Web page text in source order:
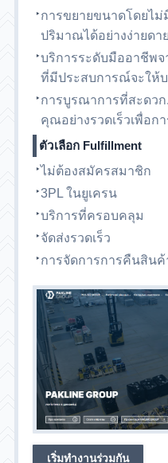
การขยายขนาดโดยไม่
ปริมาณได้อย่างง่ายดา
บริการระดับมืออาชีพจ
ที่มีประสบการณ์จะให้
การบูรณาการที่สะดว
คุณอย่างรวดเร็วเพื่อก
ตัวเลือก Fulfillment
ไม่ต้องสมัครสมาชิก
3PL ในยูเครน
บริการที่ครอบคลุม
จัดส่งรวดเร็ว
การจัดการการคืนสินค้
เริ่มทำงานร่วมกัน